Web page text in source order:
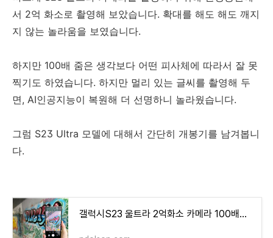
서 2억 화소로 촬영해 보았습니다. 확대를 해도 해도 깨지
지 않는 놀라움을 보였습니다.
하지만 100배 줌은 생각보다 어떤 피사체에 따라서 잘 못
찍기도 하였습니다. 하지만 멀리 있는 글씨를 촬영해 두
면, AI인공지능이 복원해 더 선명하니 놀라웠습니다.
그럼 S23 Ultra 모델에 대해서 간단히 개봉기를 남겨봅니
다.
갤럭시S23 울트라 2억화소 카메라 100배줌 써본 후기